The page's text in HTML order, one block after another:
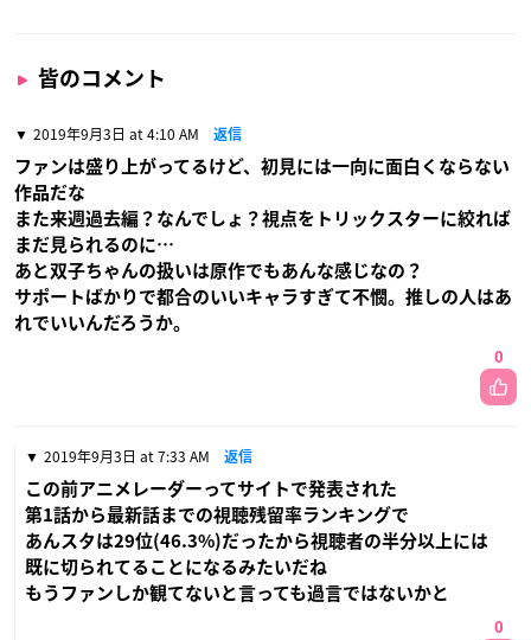
皆のコメント
2019年9月3日 at 4:10 AM 返信
ファンは盛り上がってるけど、初見には一向に面白くならない
作品だな
また来週過去編？なんでしょ？視点をトリックスターに絞れば
まだ見られるのに…
あと双子ちゃんの扱いは原作でもあんな感じなの？
サポートばかりで都合のいいキャラすぎて不憫。推しの人はあ
れでいいんだろうか。
0
2019年9月3日 at 7:33 AM 返信
この前アニメレーダーってサイトで発表された
第1話から最新話までの視聴残留率ランキングで
あんスタは29位(46.3%)だったから視聴者の半分以上には
既に切られてることになるみたいだね
もうファンしか観てないと言っても過言ではないかと
0